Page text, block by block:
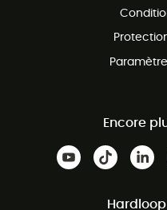
Encore